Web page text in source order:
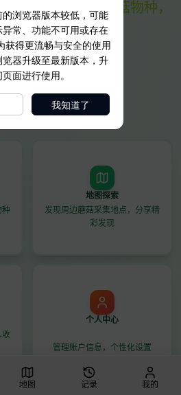
浏览器版本较低，可能
常、功能不可用或存在
获得更流畅与安全的使用
器升级至最新版本，升
面进行使用。
我知道了